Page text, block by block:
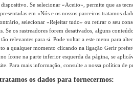
Se selecionar «Aceito», permite que as
em «Nós e os nossos parceiros tratamos
selecionar «Rejeitar tudo» ou retirar o seu
Se os rastreadores forem desativados, alguns
relevantes para si. Pode voltar a este menu para
a qualquer momento clicando na ligação Gerir
ícone na parte inferior esquerda da página, se
Para mais informação, consulte a nossa política de
os dados para fornecermos: